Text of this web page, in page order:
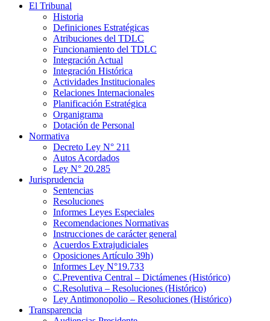
El Tribunal
Historia
Definiciones Estratégicas
Atribuciones del TDLC
Funcionamiento del TDLC
Integración Actual
Integración Histórica
Actividades Institucionales
Relaciones Internacionales
Planificación Estratégica
Organigrama
Dotación de Personal
Normativa
Decreto Ley N° 211
Autos Acordados
Ley N° 20.285
Jurisprudencia
Sentencias
Resoluciones
Informes Leyes Especiales
Recomendaciones Normativas
Instrucciones de carácter general
Acuerdos Extrajudiciales
Oposiciones Artículo 39h)
Informes Ley N°19.733
C.Preventiva Central – Dictámenes (Histórico)
C.Resolutiva – Resoluciones (Histórico)
Ley Antimonopolio – Resoluciones (Histórico)
Transparencia